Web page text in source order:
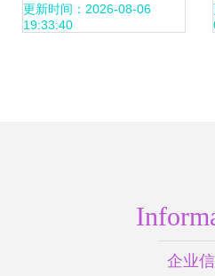
更新时间：2026-08-06
19:33:40
企业